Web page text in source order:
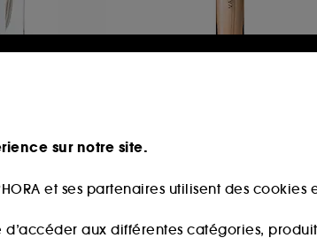
336,84€ / 100ml
sur notre site.
et ses partenaires utilisent des cookies
aux différentes catégories,